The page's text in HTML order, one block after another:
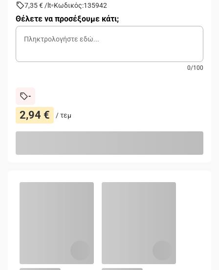
7,35 € /lt Κωδικός:135942
Θέλετε να προσέξουμε κάτι;
0/100
-
2,94 € /τεμ